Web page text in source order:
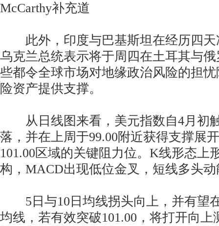
McCarthy补充道
此外，印度与巴基斯坦在经历四天
乌克兰总统表示将于周四在土耳其与
些都令全球市场对地缘政治风险的担
险资产提供支撑。
从日线图来看，美元指数自4月初
落，并在上周于99.00附近获得支撑展
101.00区域的关键阻力位。K线形态上
构，MACD出现低位金叉，短线多头
5日与10日均线拐头向上，并有望
均线，若有效突破101.00，将打开向上